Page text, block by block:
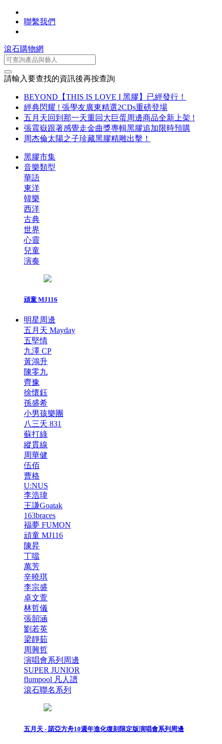
聯繫我們
滾石購物網
請輸入要查找的資訊後再按查詢
BEYOND【THIS IS LOVE I 黑膠】已經發行！
經典閃耀 ! 張學友廣東精選2CDs重磅登場
五月天回到那一天重回大巨蛋周邊商品全新上架 !
張震嶽跟著感覺走金曲獎專輯黑膠追加限時預購
周杰倫太陽之子珍藏黑膠精雕出擊！
黑膠市集
音樂類型
華語
東洋
韓樂
西洋
古典
世界
心靈
兒童
演奏
頑童 MJ116
明星周邊
五月天 Mayday
五堅情
九澤 CP
黃鴻升
陳零九
齊豫
徐懷鈺
孫盛希
小男孩樂團
八三夭 831
蘇打綠
縱貫線
周華健
伍佰
曹格
U:NUS
李浩瑋
王謙Goatak
163braces
福夢 FUMON
頑童 MJ116
陳昇
丁噹
萬芳
辛曉琪
李宗盛
卓文萱
林哲儀
張韶涵
劉若英
梁靜茹
周興哲
演唱會系列周邊
SUPER JUNIOR
flumpool 凡人譜
滾石聯名系列
五月天 - 諾亞方舟10週年進化復刻限定版演唱會系列周邊